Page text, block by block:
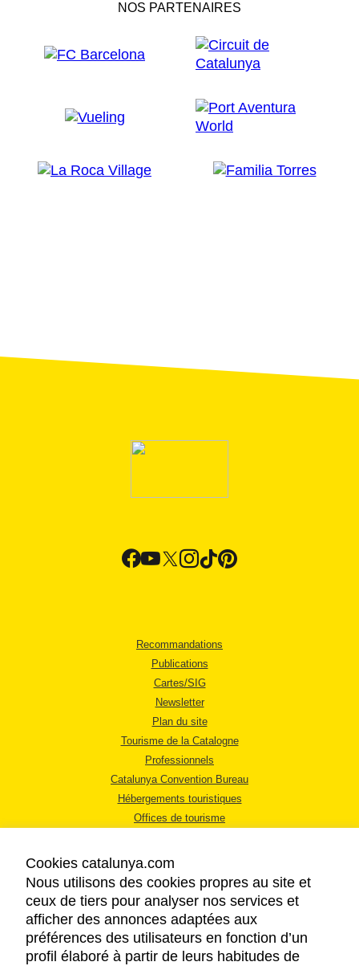
NOS PARTENAIRES
Recommandations
Publications
Cartes/SIG
Newsletter
Plan du site
Tourisme de la Catalogne
Professionnels
Catalunya Convention Bureau
Hébergements touristiques
Offices de tourisme
MENTIONS LÉGALES
RÈGLES DE CONFIDENTIALITÉ
Cookies catalunya.com
Nous utilisons des cookies propres au site et
ceux de tiers pour analyser nos services et
afficher des annonces adaptées aux
préférences des utilisateurs en fonction d’un
profil élaboré à partir de leurs habitudes de